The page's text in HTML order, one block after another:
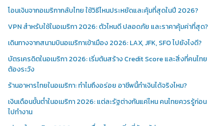
โอนเงินจากอเมริกากลับไทย ใช้วิธีไหนประหยัดและคุ้มที่สุดในปี 2026?
VPN สำหรับใช้ในอเมริกา 2026: ตัวไหนดี ปลอดภัย และราคาคุ้มค่าที่สุด?
เดินทางจากสนามบินอเมริกาเข้าเมือง 2026: LAX, JFK, SFO ไปยังไงดี?
บัตรเครดิตในอเมริกา 2026: เริ่มต้นสร้าง Credit Score และสิ่งที่คนไทย
ต้องระวัง
ร้านอาหารไทยในอเมริกา: ทำไมถึงอร่อย อาชีพนี้ทำเงินได้จริงไหม?
เงินเดือนขั้นต่ำในอเมริกา 2026: แต่ละรัฐต่างกันแค่ไหน คนไทยควรรู้ก่อน
ไปทำงาน